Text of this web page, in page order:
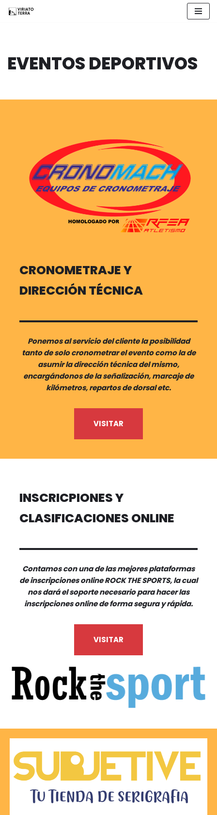
EVENTOS DEPORTIVOS
CRONOMETRAJE Y
DIRECCIÓN TÉCNICA
Ponemos al servicio del cliente la posibilidad
tanto de solo cronometrar el evento como la de
asumir la dirección técnica del mismo,
encargándonos de la señalización, marcaje de
kilómetros, repartos de dorsal etc.
VISITAR
INSCRICPIONES Y
CLASIFICACIONES ONLINE
Contamos con una de las mejores plataformas
de inscripciones online ROCK THE SPORTS, la cual
nos dará el soporte necesario para hacer las
inscripciones online de forma segura y rápida.
VISITAR